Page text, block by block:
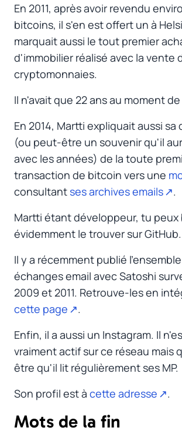
En 2011, après avoir revendu
bitcoins, il s'en est offert un à
marquait aussi le tout premier
d'immobilier réalisé avec la vente
cryptomonnaies.
Il n'avait que 22 ans au moment
En 2014, Martti expliquait aussi
(ou peut-être un souvenir qu'il
avec les années) de la toute
transaction de bitcoin vers une
consultant ses archives emails
.
Martti étant développeur, tu peux
évidemment le trouver sur GitHub.
Il y a récemment publié
échanges email avec Satoshi
2009 et 2011. Retrouve-les en
cette page
.
Enfin, il a aussi un Instagram. Il
vraiment actif sur ce réseau mais
être qu'il lit régulièrement ses MP.
Son profil est à cette adresse .
Mots de la fin